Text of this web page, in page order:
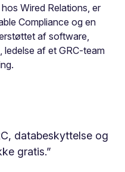
Wired Relations, er
Compliance og en
af software,
af et GRC-team
databeskyttelse og
gratis.”